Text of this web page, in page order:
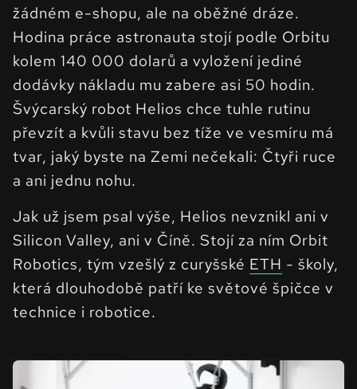
žádném e-shopu, ale na oběžné dráze.
Hodina práce astronauta stojí podle Orbitu
kolem 140 000 dolarů a vyložení jediné
dodávky nákladu mu zabere asi 50 hodin.
Švýcarský robot Helios chce tuhle rutinu
převzít a kvůli stavu bez tíže ve vesmíru má
tvar, jaký byste na Zemi nečekali: Čtyři ruce
a ani jednu nohu.
Jak už jsem psal výše, Helios nevznikl ani v
Silicon Valley, ani v Číně. Stojí za ním Orbit
Robotics, tým vzešlý z curyšské ETH - školy,
která dlouhodobě patří ke světové špičce v
technice i robotice.